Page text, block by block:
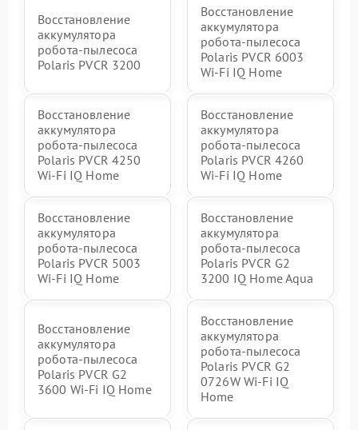
Восстановление
аккумулятора
робота-пылесоса
Polaris PVCR 3200
Восстановление
аккумулятора
робота-пылесоса
Polaris PVCR 6003
Wi-Fi IQ Home
Восстановление
аккумулятора
робота-пылесоса
Polaris PVCR 4250
Wi-Fi IQ Home
Восстановление
аккумулятора
робота-пылесоса
Polaris PVCR 4260
Wi-Fi IQ Home
Восстановление
аккумулятора
робота-пылесоса
Polaris PVCR 5003
Wi-Fi IQ Home
Восстановление
аккумулятора
робота-пылесоса
Polaris PVCR G2
3200 IQ Home Aqua
Восстановление
аккумулятора
робота-пылесоса
Polaris PVCR G2
3600 Wi-Fi IQ Home
Восстановление
аккумулятора
робота-пылесоса
Polaris PVCR G2
0726W Wi-Fi IQ
Home